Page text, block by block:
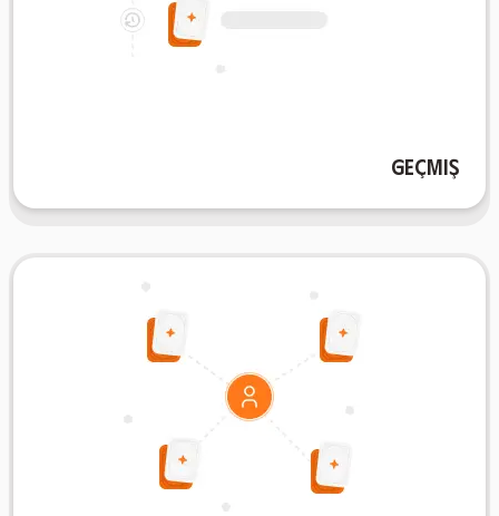
Geçmiş
AIFlash.Cards'ın Geçmiş özelliği ile ilerlemenizi asla
deposu oluşturabiliriz.